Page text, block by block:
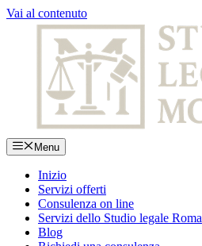
Vai al contenuto
Menu
Inizio
Servizi offerti
Consulenza on line
Servizi dello Studio legale Roma
Blog